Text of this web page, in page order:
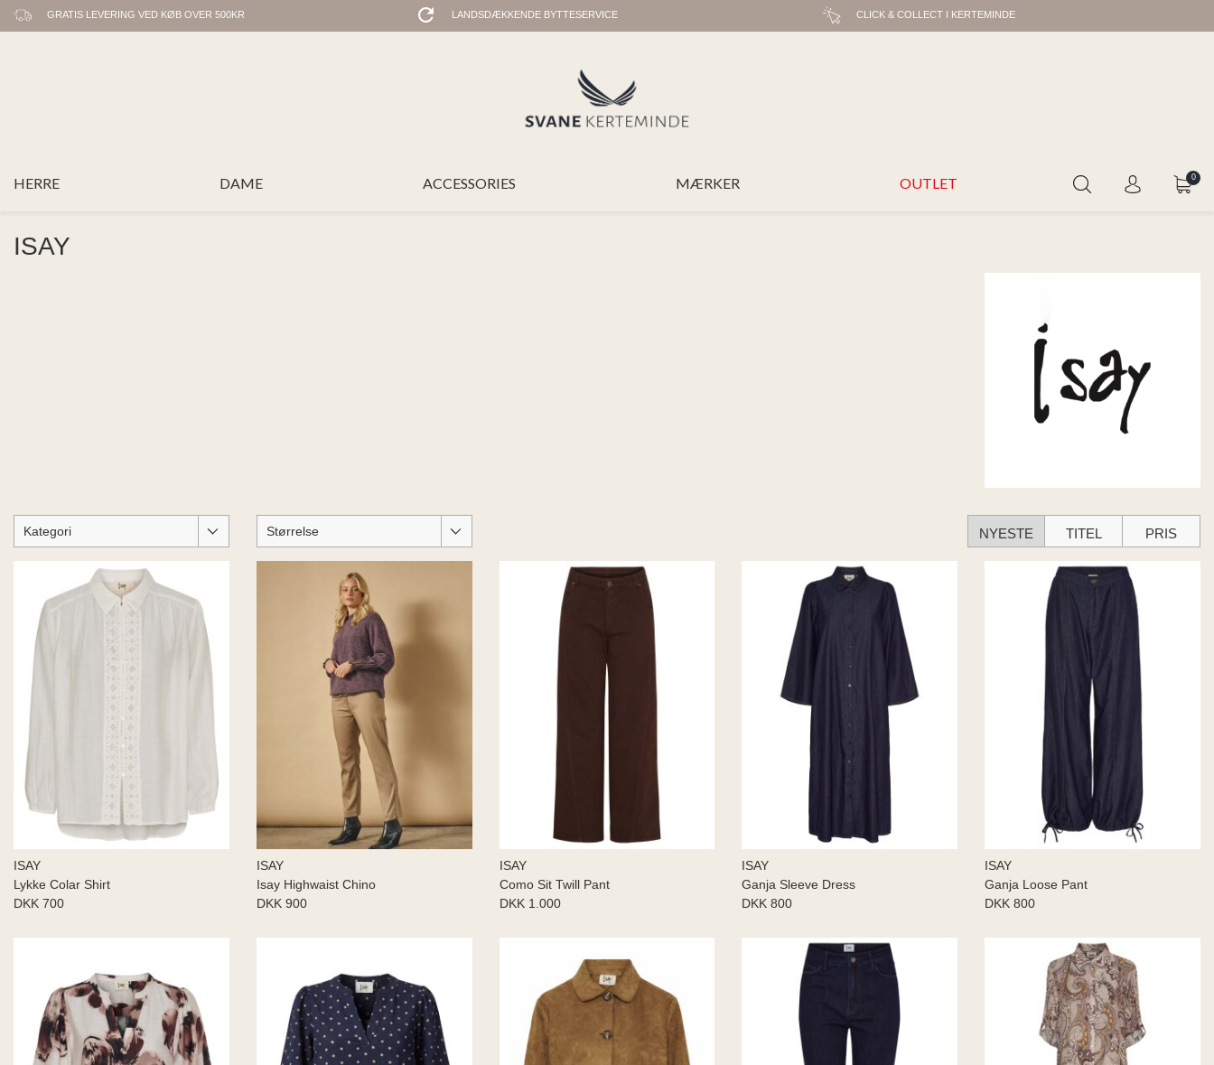
GRATIS LEVERING VED KØB OVER 500KR LANDSDÆKKENDE BYTTESERVICE CLICK & COLLECT I KERTEMINDE
HERRE DAME ACCESSORIES MÆRKER OUTLET 0
ISAY
Kategori Størrelse NYESTE TITEL PRIS
ISAY
Lykke Colar Shirt
DKK 700
ISAY
Isay Highwaist Chino
DKK 900
ISAY
Como Sit Twill Pant
DKK 1.000
ISAY
Ganja Sleeve Dress
DKK 800
ISAY
Ganja Loose Pant
DKK 800